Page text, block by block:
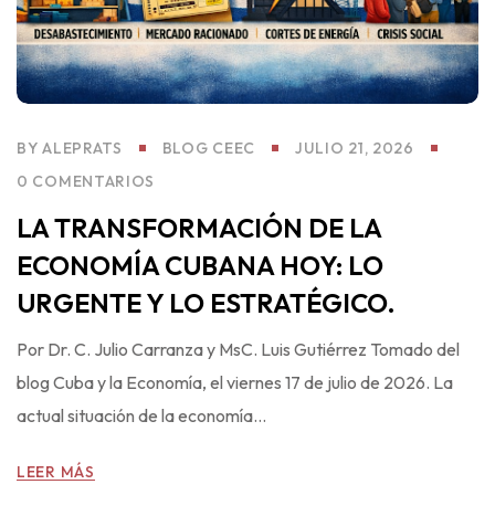
BYALEPRATS BLOG CEEC
JULIO 21, 2026
0 COMENTARIOS
LA TRANSFORMACIÓN DE LA
ECONOMÍA CUBANA HOY: LO
URGENTE Y LO ESTRATÉGICO.
Por Dr. C. Julio Carranza y MsC. Luis Gutiérrez Tomado del
blog Cuba y la Economía, el viernes 17 de julio de 2026. La
actual situación de la economía...
LEER MÁS